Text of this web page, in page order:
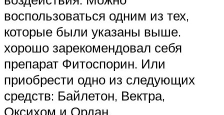
воспользоваться одним из тех,
которые были указаны выше.
хорошо зарекомендовал себя
препарат Фитоспорин. Или
приобрести одно из следующих
средств: Байлетон, Вектра,
Оксихом и Ордан.